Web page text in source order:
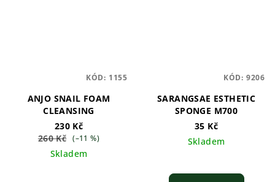
ANJO SNAIL FOAM
CLEANSING
230 Kč
260 Kč (–11 %)
Skladem
KÓD: 1155
SARANGSAE ESTHETIC
SPONGE M700
35 Kč
Skladem
KÓD: 9206